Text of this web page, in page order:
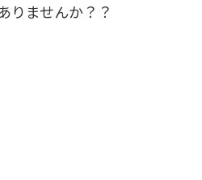
りませんか？？